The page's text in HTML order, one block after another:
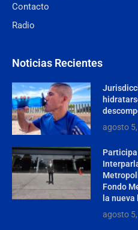
Contacto
Radio
Noticias Recientes
agosto
Fondo
la
agosto